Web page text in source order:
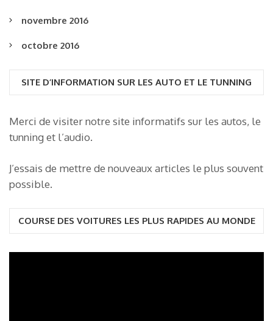
novembre 2016
octobre 2016
SITE D’INFORMATION SUR LES AUTO ET LE TUNNING
Merci de visiter notre site informatifs sur les autos, le
tunning et l’audio.
J’essais de mettre de nouveaux articles le plus souvent
possible.
COURSE DES VOITURES LES PLUS RAPIDES AU MONDE